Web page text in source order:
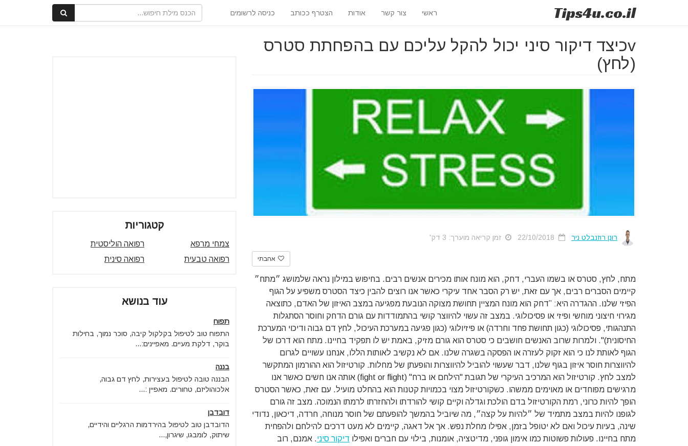
Tips4u.co.il ראשי צור קשר אודות הצטרף ככותב כניסה לרשומים
vכיצד דיקור סיני יכול להקל עליכם עם בהפחתת סטרס
(לחץ)
רונן רוזנבלט ניר זמן קריאה מוערך: 3 דק'
אהבתי
מתח, לחץ, סטרס או בשמו העברי, דחק, הוא מונח אותו מכירים אנשים רבים. בחיפוש במילון נראה שלמושג ״מתח״
קיימים הסברים רבים, אך עם זאת, יש רק הסבר אחד עיקרי כאשר אנו רוצים להבין כיצד הסטרס משפיע על הגוף
הפיזי שלנו. ההגדרה היא: ”דחק הוא מונח המציין תחושת מצוקה הנובעת מפגיעה במצב האיזון של האדם, כתוצאה
מגירוי חיצוני מוחשי ופיזי או פסיכולוגי. במצב זה עשוי להיווצר קושי בהתמודדות עם גורם הדחק וחוסר הסתגלות
התנהגותי, פסיכולוגי (כגון תחושת פחד וחרדה) או פיזיולוגי (כגון פגיעה במערכת העיכול, לחץ דם גבוה ודיכוי המערכת
החיסונית)". ולמרות שרוב האנשים חושבים כי סטרס הוא גורם מזיק, באמת יש לו תפקיד בחיינו. מתח הוא דרכו של
הגוף לאותת לנו כי הוא זקוק לעזרה או הפסקה בשגרה שלנו. אם לא נקשיב לאותות הללו, אנחנו עשויים לגרום
להיווצרות חוסר איזון בגוף שלנו, דבר שעשוי להוביל להיווצרות והופעתן של מחלות. קורטיזול הוא ההורמון המתקשר
למצב לחץ. קורטיזול הוא המרכיב העיקרי של תגובת "הילחם או ברח" (fight or flight) אותה אנו חשים כאשר אנו
מרגישים מפוחדים או מאוימים ממשהו. כשקורטיזול מצוי בכמויות קטנות הוא בהחלט מועיל. עם זאת, כאשר הסטרס
הופך להיות כרוני, רמת הקורטיזול בדם הולכת וגדלה וקיים קושי להורדתו ולהחזרתו לרמתו הנמוכה. מצב זה גורם
לגופנו להיות במצב מתמיד של ״להיות על קצה״, מה שיוביל בהמשך להופעתם של חוסר מנוחה, חרדה, דיכאון, נדודי
שינה, בעיות עיכול ואם לא יטופל בזמן, אפילו מחלת נפש. אך אל דאגה, קיימים לא מעט דרכים להילחם ולהפחית
מתח בחיינו. פעולות פשוטות כמו אימון גופני, מדיטציה, אומנות, בילוי עם חברים ואפילו דיקור סיני. אמנם, רוב
קטגוריות
צמחי מרפא
רפואה הוליסטית
רפואה טבעית
רפואה סינית
עוד בנושא
תפוח
התפוח טוב לטיפול בקלקול קיבה, סוכר נמוך, בחילות
בוקר, דלקת מעיים. מאפיינים:...
בננה
הבננה טובה לטיפול בעצירות, לחץ דם גבוה,
אלכוהוליזם, טחורים. מאפיין :...
דובדבן
הדובדבן טוב לטיפול בהירדמות הרגליים והידיים,
שיתוק, לומבגו, שיגרון,...